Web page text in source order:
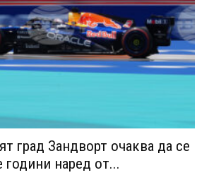
град Зандворт очаква да се
наред от...